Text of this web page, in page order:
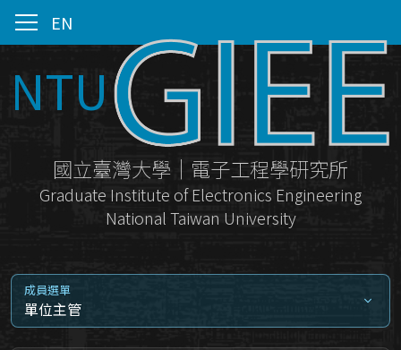
EN
NTU
國立臺灣大學｜電子工程學研究所
Graduate Institute of Electronics Engineering
National Taiwan University
成員選單
單位主管